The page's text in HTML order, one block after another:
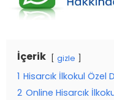
İçerik gizle
1 Hisarcık İlkokul Özel
2 Online Hisarcık